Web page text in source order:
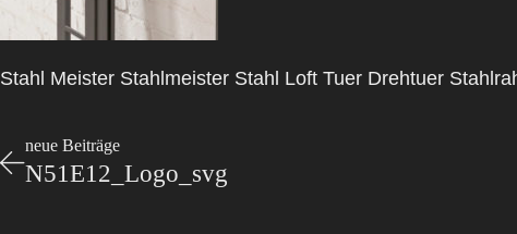
Stahl Meister Stahlmeister Stahl Loft Tuer Drehtuer
N51E12_Logo_svg
neue Beiträge